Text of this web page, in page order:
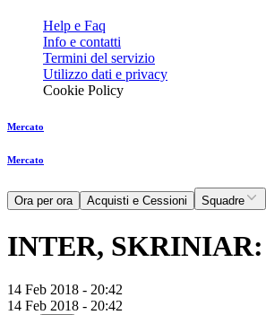
Help e Faq
Info e contatti
Termini del servizio
Utilizzo dati e privacy
Cookie Policy
Mercato
Mercato
Ora per ora Acquisti e Cessioni Squadre
INTER,
14 Feb 2018 - 20:42
14 Feb 2018 - 20:42